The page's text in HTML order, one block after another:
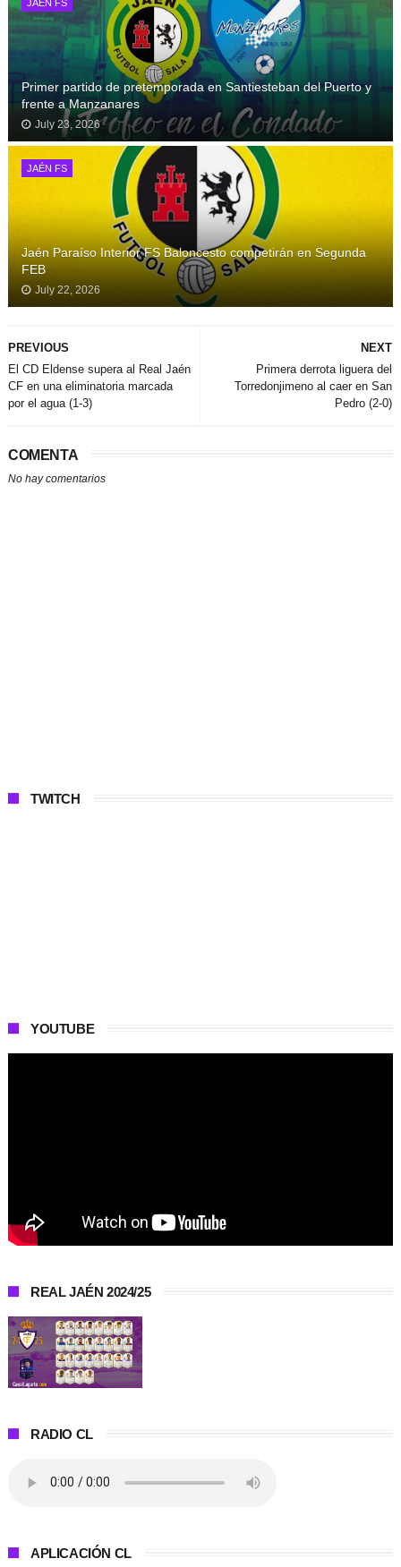
JAÉN FS
Primer partido de pretemporada en Santiesteban del Puerto y
frente a Manzanares
July 23, 2026
JAÉN FS
Jaén Paraíso Interior FS Baloncesto competirán en Segunda
FEB
July 22, 2026
NEXT
Primera derrota liguera del
Torredonjimeno al caer en San
Pedro (2-0)
PREVIOUS
El CD Eldense supera al Real Jaén
CF en una eliminatoria marcada
por el agua (1-3)
COMENTA
No hay comentarios
TWITCH
YOUTUBE
REAL JAÉN 2024/25
RADIO CL
APLICACIÓN CL